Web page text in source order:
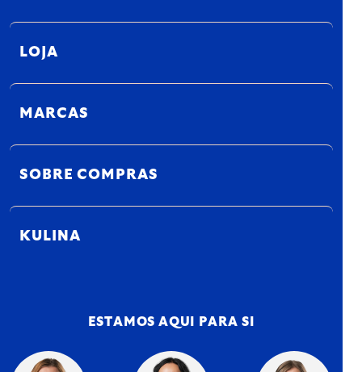
LOJA
MARCAS
SOBRE COMPRAS
KULINA
ESTAMOS AQUI PARA SI